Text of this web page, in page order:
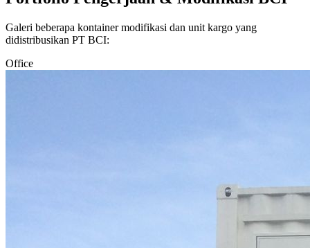
Galeri beberapa kontainer modifikasi dan unit kargo yang
didistribusikan PT BCI:
Office